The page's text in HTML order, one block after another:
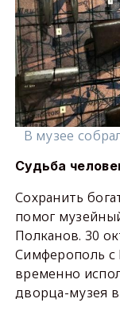
В музее
Судьба
Сохранить
помог
Полканов. 30
Симферополь с
временно
дворца-музея